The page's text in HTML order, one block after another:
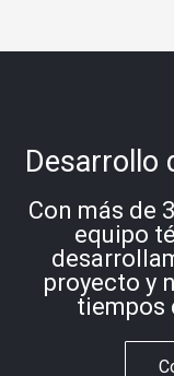
Desarrollo
Con más de
equipo
proyecto y
tiempos